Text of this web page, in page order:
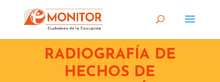
RADIOGRAFÍA DE
HECHOS DE